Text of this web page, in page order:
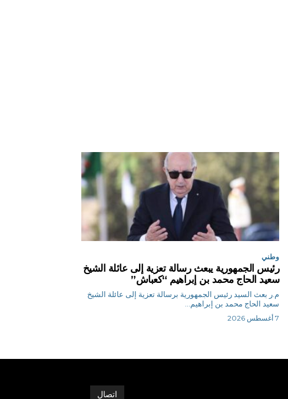
وطني
رئيس الجمهورية يبعث رسالة تعزية إلى عائلة الشيخ
سعيد الحاج محمد بن إبراهيم “كعباش”
م.ر بعث السيد رئيس الجمهورية برسالة تعزية إلى عائلة الشيخ
سعيد الحاج محمد بن إبراهيم...
7 أغسطس 2026
اتصال